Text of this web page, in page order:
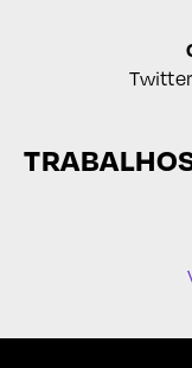
Twitter